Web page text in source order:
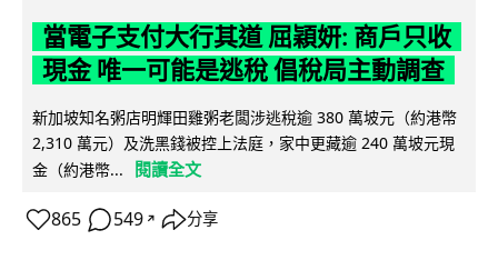
當電子支付大行其道 屈穎妍: 商戶只收
現金 唯一可能是逃稅 倡稅局主動調查
新加坡知名粥店明輝田雞粥老闆涉逃稅逾 380 萬坡元（約港幣
2,310 萬元）及洗黑錢被控上法庭，家中更藏逾 240 萬坡元現
金（約港幣...
閱讀全文
865 549 ↗ 分享